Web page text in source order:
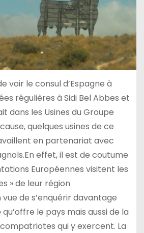
voir le consul d’Espagne à
régulières à Sidi Bel Abbes et
dans les Usines du Groupe
quelques usines de ce
en partenariat avec
effet, il est de coutume
Européennes visitent les
» de leur région
de s’enquérir davantage
qu’offre le pays mais aussi de la
qui y exercent. La